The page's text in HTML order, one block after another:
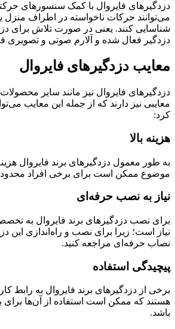
دزدگیرهای فایروال با کمک سنسورهای
می‌توانند حرکات ناخواسته در اطراف منزل
شناسایی کنند. یعنی در صورت تلاش برای
دزدگیر فعال شده و آلارم صوتی و تصویری
معایب دزدگیرهای فایروال
دزدگیرهای فایروال نیز مانند سایر محصولات
معایبی نیز دارند که از جمله این معایب
کرد:
هزینه بالا
به طور معمول دزدگیرهای برند فایروال هزینه
موضوع ممکن است برای برخی افراد
نیاز به نصب حرفه‌ای
برای نصب دزدگیرهای برند فایروال به
نیاز است؛ زیرا برای نصب و راه‌اندازی این
نصاب حرفه‌ای مراجعه کنید.
پیچیدگی استفاده
برخی از دزدگیرهای برند فایروال به رابط
هستند که ممکن است استفاده از آن‌ها
باشد.